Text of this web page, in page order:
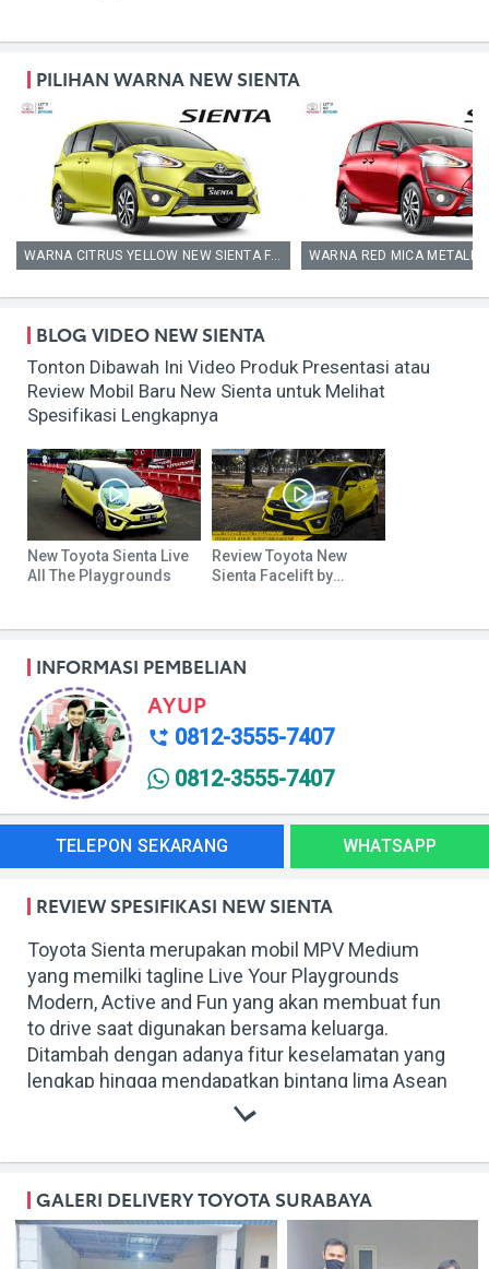
PILIHAN WARNA NEW SIENTA
WARNA CITRUS YELLOW NEW SIENTA FACELIFT SURABAYA RAYA JAWA TIMUR
BLOG VIDEO NEW SIENTA
Tonton Dibawah Ini Video Produk Presentasi atau
Review Mobil Baru New Sienta untuk Melihat
Spesifikasi Lengkapnya
New Toyota Sienta Live
All The Playgrounds
Review Toyota New
Sienta Facelift by
INFORMASI PEMBELIAN
AYUP
0812-3555-7407
0812-3555-7407
TELEPON SEKARANG WHATSAPP
REVIEW SPESIFIKASI NEW SIENTA
Toyota Sienta merupakan mobil MPV Medium
yang memilki tagline Live Your Playgrounds
Modern, Active and Fun yang akan membuat fun
to drive saat digunakan bersama keluarga.
Ditambah dengan adanya fitur keselamatan yang
lengkap hingga mendapatkan bintang lima Asean
memudahkan pengguna berkebutuhan khusus
untuk memastikan Anda sekeluarga aman dan
nyaman sampai ke tujuan.
Mesin 1497cc 2NR-FE, In-line 4 Cyl, 16 Valve,
GALERI DELIVERY TOYOTA SURABAYA